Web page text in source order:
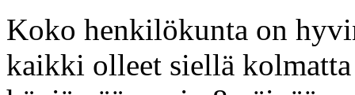
Koko henkilökunta on
kaikki olleet siellä